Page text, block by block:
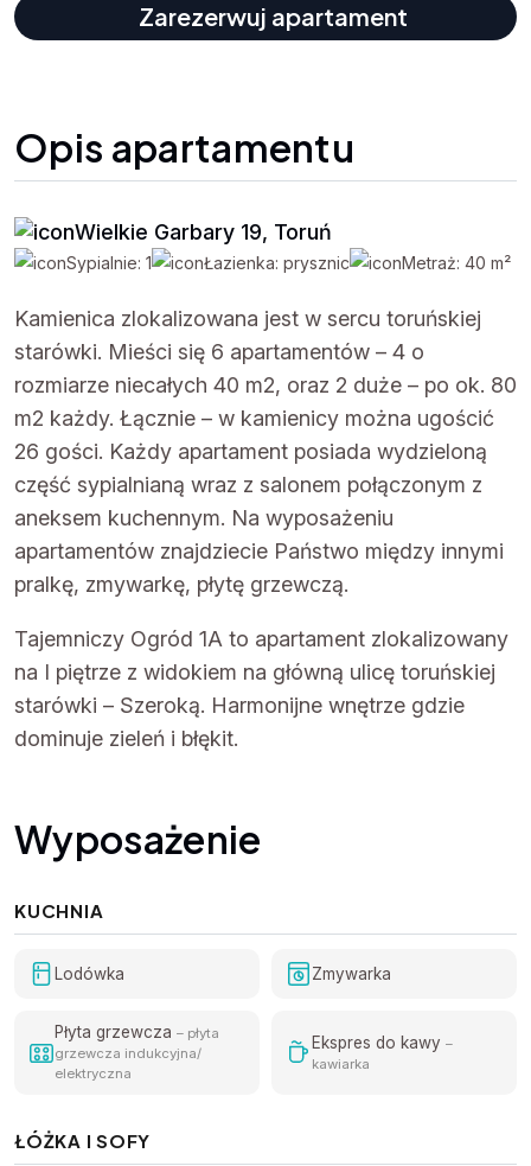
Zarezerwuj apartament
Opis apartamentu
Wielkie Garbary 19, Toruń
Sypialnie: 1 Łazienka: prysznic Metraż: 40 m²
Kamienica zlokalizowana jest w sercu toruńskiej
starówki. Mieści się 6 apartamentów – 4 o
rozmiarze niecałych 40 m2, oraz 2 duże – po ok. 80
m2 każdy. Łącznie – w kamienicy można ugościć
26 gości. Każdy apartament posiada wydzieloną
część sypialnianą wraz z salonem połączonym z
aneksem kuchennym. Na wyposażeniu
apartamentów znajdziecie Państwo między innymi
pralkę, zmywarkę, płytę grzewczą.
Tajemniczy Ogród 1A to apartament zlokalizowany
na I piętrze z widokiem na główną ulicę toruńskiej
starówki – Szeroką. Harmonijne wnętrze gdzie
dominuje zieleń i błękit.
Wyposażenie
KUCHNIA
Lodówka Zmywarka
Płyta grzewcza – płyta
grzewcza indukcyjna/
elektryczna
Ekspres do kawy –
kawiarka
ŁÓŻKA I SOFY